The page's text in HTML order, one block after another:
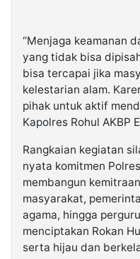
“Menjaga keamanan
yang tidak bisa
bisa tercapai jika
kelestarian alam.
pihak untuk aktif
Kapolres Rohul AKBP
Rangkaian kegiatan
nyata komitmen
membangun
masyarakat,
agama, hingga
menciptakan Rokan
serta hijau dan